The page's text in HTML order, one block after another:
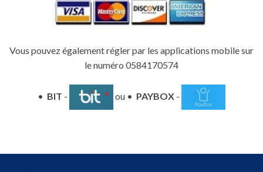
Vous pouvez également régler par les applications mobile sur
le numéro 0584170574
• BIT - ou • PAYBOX -